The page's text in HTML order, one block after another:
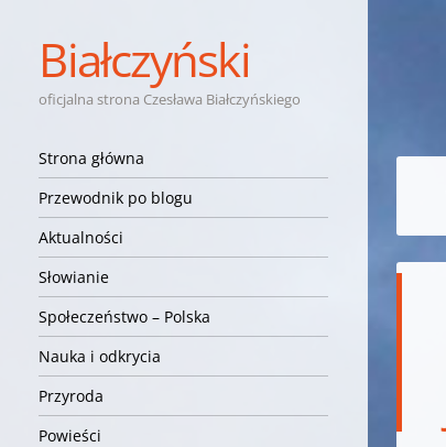
Białczyński
oficjalna strona Czesława Białczyńskiego
Nawigacja
Przejdź do treści
Strona główna
Przewodnik po blogu
Aktualności
Słowianie
Społeczeństwo – Polska
Nauka i odkrycia
Przyroda
Powieści